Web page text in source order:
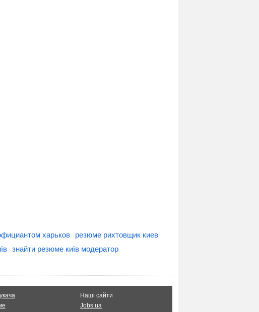
харьков
резюме рихтовщик киев
знайти резюме київ модератор
Наші сайти
Jobs.ua